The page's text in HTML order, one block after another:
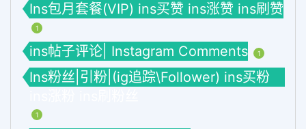
Ins包月套餐(VIP) ins买赞 ins涨赞 ins刷赞
1
ins帖子评论| Instagram Comments 1
Ins粉丝|引粉|(ig追踪\Follower) ins买粉
1